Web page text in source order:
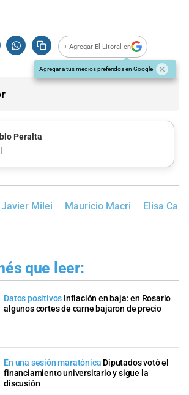
+ Agregar El Litoral en
Agregar a tus medios preferidos en Google
Peralta
Javier Milei Mauricio Macri Elisa
que leer:
Datos positivos Inflación en baja: en Rosario
algunos cortes de carne bajaron de precio
En una sesión maratónica Diputados votó el
financiamiento universitario y sigue la
discusión